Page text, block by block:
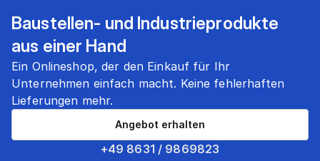
Baustellen- und Industrieprodukte
aus einer Hand
Ein Onlineshop, der den Einkauf für Ihr
Unternehmen einfach macht. Keine fehlerhaften
Lieferungen mehr.
+49 8631 / 9869823
Angebot erhalten